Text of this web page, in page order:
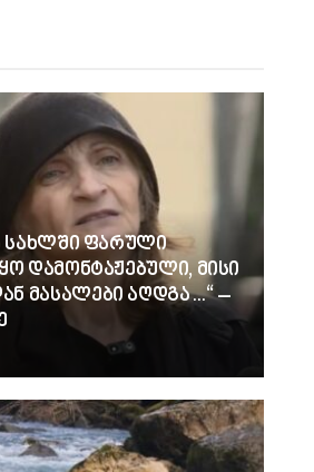
სახლში ფარული
დამონტაჟებული, მისი
მასალები აღდგა…“ –